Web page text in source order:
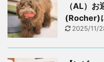
（AL）
(Rocher)
2025/11/